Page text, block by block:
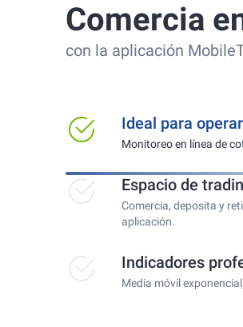
Comercia
con la aplicación
Ideal para
Monitoreo en línea de
Espacio de
Comercia, deposita y
aplicación.
Indicadores
Media móvil